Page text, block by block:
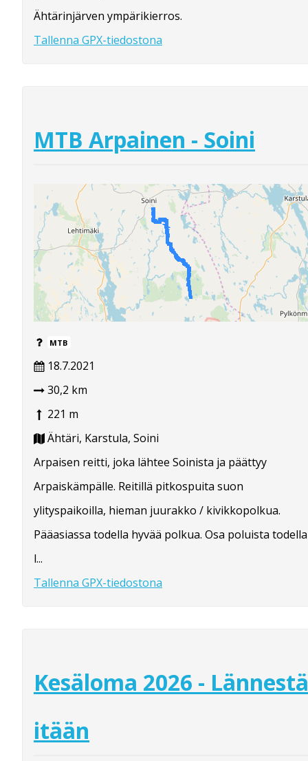
Ähtärinjärven ympärikierros.
Tallenna GPX-tiedostona
MTB Arpainen - Soini
MTB
18.7.2021
30,2 km
221 m
Ähtäri, Karstula, Soini
Arpaisen reitti, joka lähtee Soinista ja päättyy
Arpaiskämpälle. Reitillä pitkospuita suon
ylityspaikoilla, hieman juurakko / kivikkopolkua.
Pääasiassa todella hyvää polkua. Osa poluista todella
l...
Tallenna GPX-tiedostona
Kesäloma 2026 - Lännestä
itään